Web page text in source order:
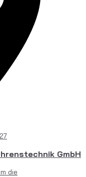
GmbH
die